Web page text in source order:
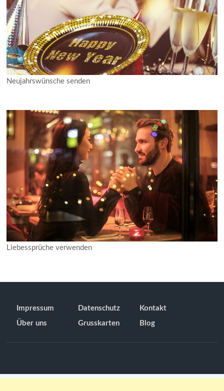
Neujahrswünsche senden
Liebessprüche verwenden
Impressum Datenschutz
Kontakt
Über uns
Grusskarten Blog